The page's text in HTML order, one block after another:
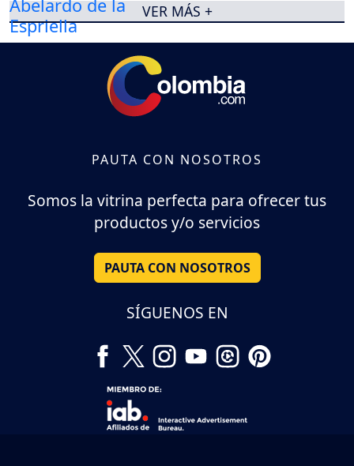
VER MÁS +
PAUTA CON NOSOTROS
Somos la vitrina perfecta para ofrecer tus
productos y/o servicios
PAUTA CON NOSOTROS
SÍGUENOS EN